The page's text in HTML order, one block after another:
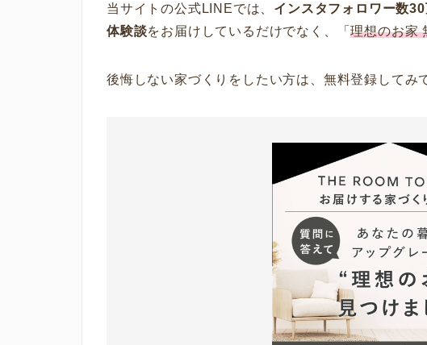
当サイトの公式LINEでは、 インスタフォロワー数
体験談をお届けしているだけでなく、「理想のお家
後悔しない家づくりをしたい方は、無料登録してみ